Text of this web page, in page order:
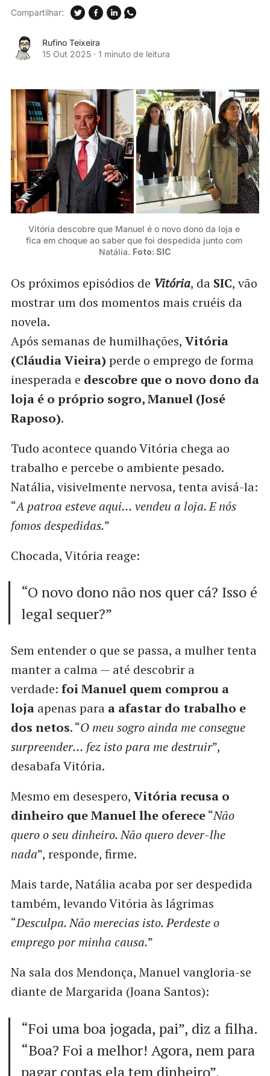
Rufino Teixeira
15 Out 2025 · 1 minuto de leitura
Compartilhar:
Vitória descobre que Manuel é o novo dono da loja e
fica em choque ao saber que foi despedida junto com
Natália. Foto: SIC
Os próximos episódios de Vitória, da SIC, vão
mostrar um dos momentos mais cruéis da
novela.
Após semanas de humilhações, Vitória
(Cláudia Vieira) perde o emprego de forma
inesperada e descobre que o novo dono da
loja é o próprio sogro, Manuel (José
Raposo).
Tudo acontece quando Vitória chega ao
trabalho e percebe o ambiente pesado.
Natália, visivelmente nervosa, tenta avisá-la:
“A patroa esteve aqui… vendeu a loja. E nós
fomos despedidas.”
Chocada, Vitória reage:
“O novo dono não nos quer cá? Isso é
legal sequer?”
Sem entender o que se passa, a mulher tenta
manter a calma — até descobrir a
verdade: foi Manuel quem comprou a
lojaapenas para a afastar do trabalho e
dos netos. “O meu sogro ainda me consegue
surpreender… fez isto para me destruir”,
desabafa Vitória.
Mesmo em desespero, Vitória recusa o
dinheiro que Manuel lhe oferece“Não
quero o seu dinheiro. Não quero dever-lhe
nada”, responde, firme.
Mais tarde, Natália acaba por ser despedida
também, levando Vitória às lágrimas
“Desculpa. Não merecias isto. Perdeste o
emprego por minha causa.”
Na sala dos Mendonça, Manuel vangloria-se
diante de Margarida (Joana Santos):
“Foi uma boa jogada, pai”, diz a filha.
“Boa? Foi a melhor! Agora, nem para
pagar contas ela tem dinheiro”,